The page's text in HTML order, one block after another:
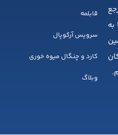
قابلمه
سرویس آرکوپال
کارد و چنگال میوه خوری
وبلاگ